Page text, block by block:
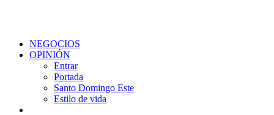
NEGOCIOS
OPINIÓN
Entrar
Portada
Santo Domingo Este
Estilo de vida